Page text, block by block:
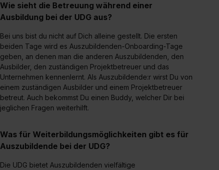
Auswahl über die Checkboxen und klick auf „Auswahl
erlauben“. Die Einwilligung zur Platzierung von Cookies
der Kategorien „Präferenzen“, „Statistiken“ und „Social
Media und Marketing“ umfasst hierbei die Einwilligung
zur Übermittlung deiner Daten in die USA (Art. 49 Abs. 1
S. 1 lit. a) DS-GVO). Die USA verfügen über kein
angemessenes Datenschutzniveau (EuGH – Schrems
II). Du kannst die von dir erteilte Einwilligung jederzeit mit
Wirkung für die Zukunft ganz oder teilweise über unsere
einzelnen Cookies findest du durch Klick auf „Details
zeigen“. Weitere Informationen:
Impressum.
Wie sieht die Betreuung während einer
Ausbildung bei der UDG aus?
Bei uns bist du nicht auf Dich alleine gestellt. Die ersten
beiden Tage wird es Auszubildenden-Onboarding-Tage
geben, an denen man die anderen Auszubildenden, den
Ausbilder, den zuständigen Projektbetreuer und das
Unternehmen kennenlernt. Als Auszubildende:r wirst Du von
einem zuständigen Ausbilder und einem Projektbetreuer
betreut. Auch bekommst Du einen Buddy, welcher Dir bei
jeglichen Fragen weiterhilft.
Was für Weiterbildungsmöglichkeiten gibt es für
Auszubildende bei der UDG?
Die UDG bietet Auszubildenden vielfältige